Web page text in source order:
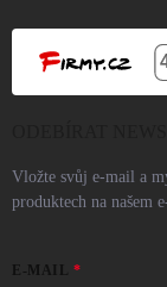
Vložte svůj e-mail a
produktech na našem
E-MAIL